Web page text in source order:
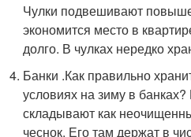
Чулки подвешивают
экономится место в
долго. В чулках нередко
Банки .Как правильно
условиях на зиму в
складывают как
чеснок. Его там держат в